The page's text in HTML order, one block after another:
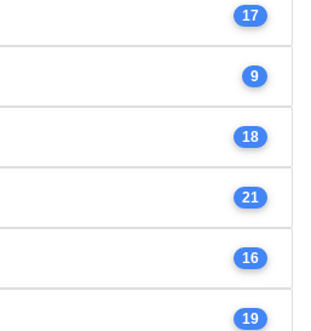
17
9
18
21
16
19